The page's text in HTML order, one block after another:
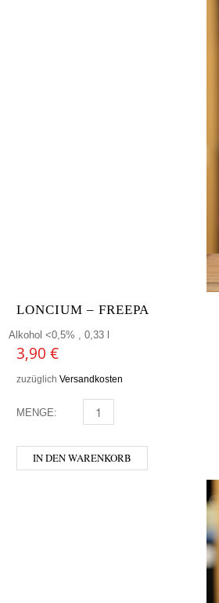
LONCIUM – FREEPA
Alkohol <0,5% , 0,33 l
3,90 €
zuzüglich Versandkosten
MENGE: LONCIUM - FREEPA MENGE
IN DEN WARENKORB